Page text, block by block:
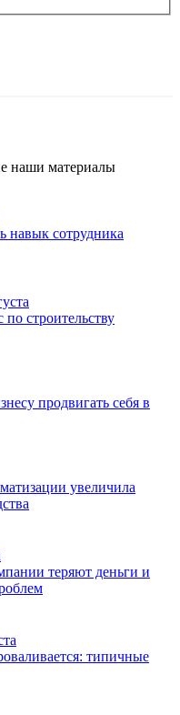
наши материалы
навык сотрудника
строительству
продвигать себя в
увеличила
теряют деньги и
типичные